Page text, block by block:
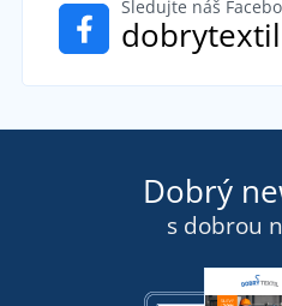
Sledujte náš
dobrytextil
Dobrý
s dobrou